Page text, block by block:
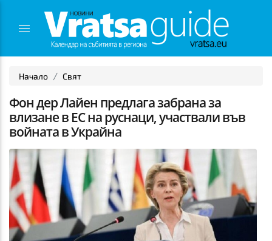
Начало Свят
Фон дер Лайен предлага забрана за
влизане в ЕС на руснаци, участвали във
войната в Украйна